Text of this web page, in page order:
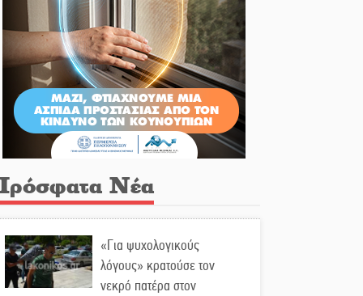
Νέα
«Για ψυχολογικούς
λόγους» κρατούσε τον
νεκρό πατέρα στον